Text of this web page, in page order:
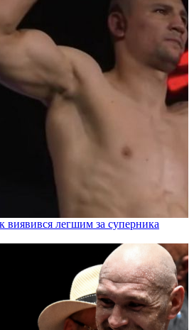
легшим за суперника